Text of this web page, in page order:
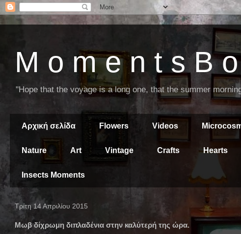
M o m e n t s B
"Hope that the voyage is a long one, that the summer
Αρχική σελίδα Flowers Videos
Nature Art Vintage Crafts Hearts
Insects Moments
Τρίτη 14 Απριλίου 2015
Μωβ δίχρωμη διπλαδένια στην καλύτερή της ώρα.